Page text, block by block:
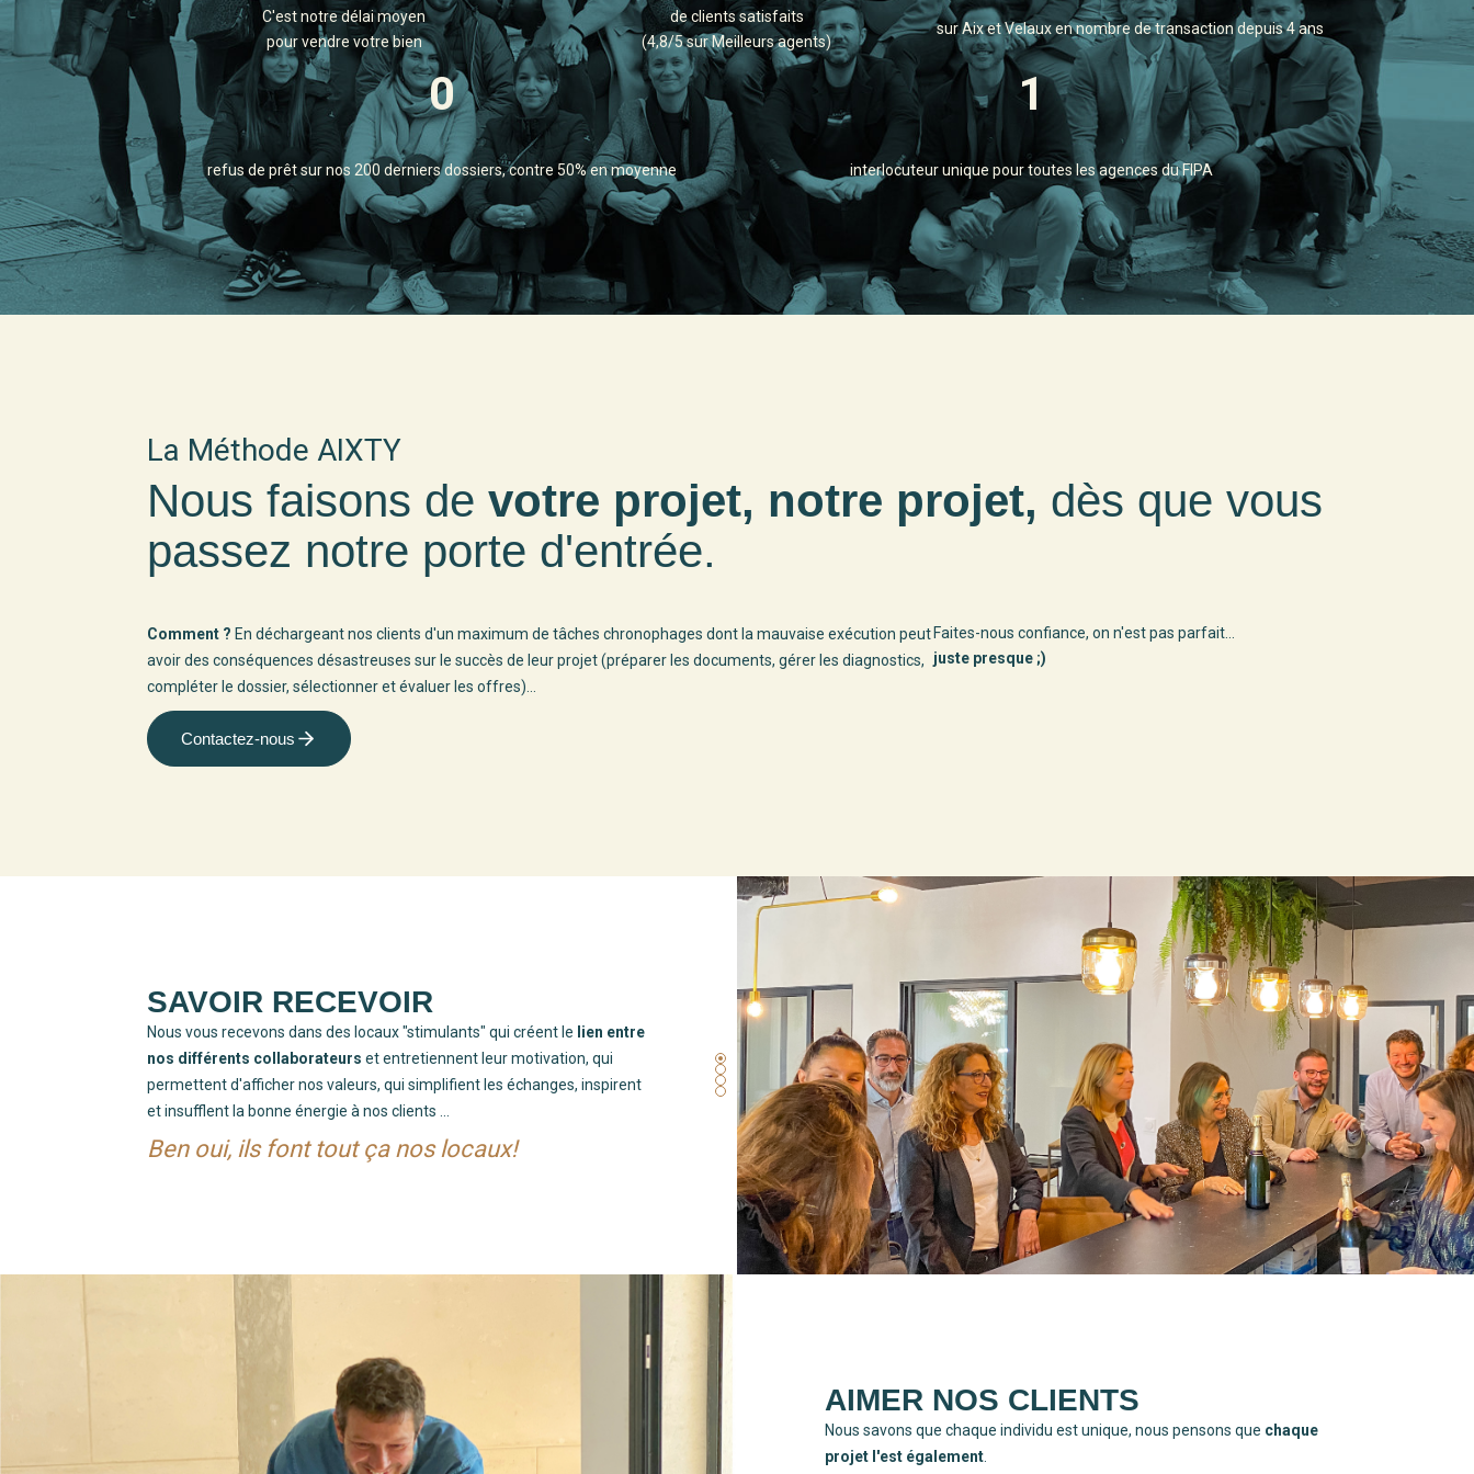
C'est notre délai moyen
pour vendre votre bien
de clients satisfaits
(4,8/5 sur Meilleurs agents)
sur Aix et Velaux en nombre de transaction depuis 4 ans
0
refus de prêt sur nos 200 derniers dossiers, contre 50% en moyenne
1
interlocuteur unique pour toutes les agences du FIPA
La Méthode AIXTY
Nous faisons devotre projet, notre projet, dès que vous
passez notre porte d'entrée.
Comment ? En déchargeant nos clients d'un maximum de tâches chronophages dont la mauvaise exécution peut
avoir des conséquences désastreuses sur le succès de leur projet (préparer les documents, gérer les diagnostics,
compléter le dossier, sélectionner et évaluer les offres)...
Faites-nous confiance, on n'est pas parfait...
juste presque ;)
Contactez-nous
SAVOIR RECEVOIR
Nous vous recevons dans des locaux "stimulants" qui créent le lien entre
nos différents collaborateurs et entretiennent leur motivation, qui
permettent d'afficher nos valeurs, qui simplifient les échanges, inspirent
et insufflent la bonne énergie à nos clients ...
Ben oui, ils font tout ça nos locaux!
AIMER NOS CLIENTS
Nous savons que chaque individu est unique, nous pensons que chaque
projet l'est également